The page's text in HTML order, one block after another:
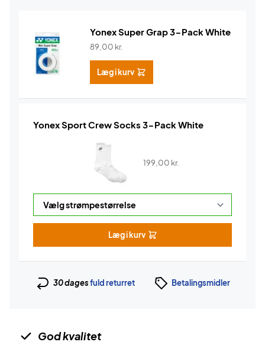
Yonex Super Grap 3-Pack White
89,00 kr.
Læg i kurv
Yonex Sport Crew Socks 3-Pack White
199,00 kr.
Læg i kurv
30 dagesfuld returret Betalingsmidler
God kvalitet